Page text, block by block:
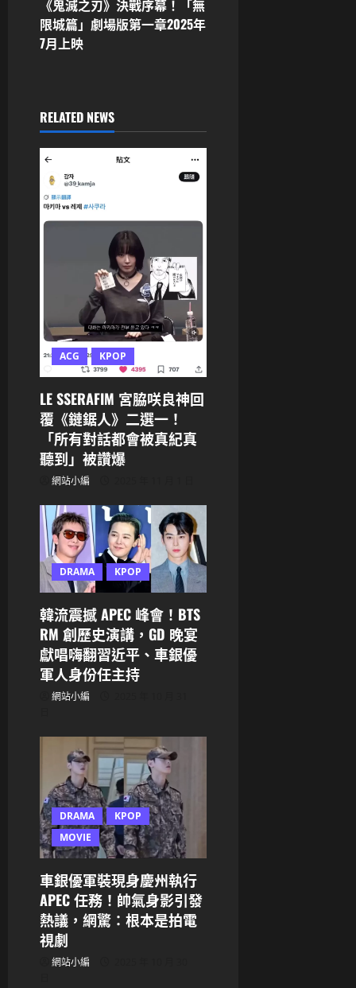
t
n
v
i
g
a
o
n
《鬼滅之刃》決戰序幕！「無
限城篇」劇場版第一章2025年
7月上映
RELATED NEWS
ACG KPOP
LE SSERAFIM 宮脇咲良神回
覆《鏈鋸人》二選一！
「所有對話都會被真紀真
聽到」被讚爆
網站小編
DRAMA KPOP
韓流震撼 APEC 峰會！BTS
RM 創歷史演講，GD 晚宴
獻唱嗨翻習近平、車銀優
軍人身份任主持
網站小編
DRAMA
KPOP
MOVIE
車銀優軍裝現身慶州執行
APEC 任務！帥氣身影引發
熱議，網驚：根本是拍電
視劇
網站小編